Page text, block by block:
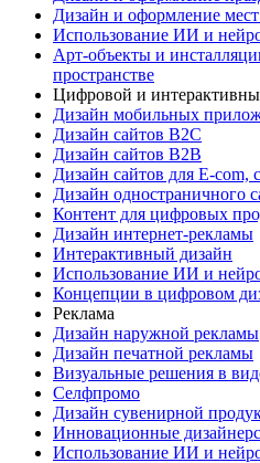
Дизайн и оформление
Использование ИИ и
Арт-объекты и
пространстве
Цифровой и
Дизайн мобильных
Дизайн сайтов B2C
Дизайн сайтов B2B
Дизайн сайтов для E-com,
Дизайн одностраничного
Контент для цифровых
Дизайн интернет-рекламы
Интерактивный дизайн
Использование ИИ и
Концепции в цифровом
Реклама
Дизайн наружной рекламы
Дизайн печатной рекламы
Визуальные решения в
Селфпромо
Дизайн сувенирной
Инновационные
Использование ИИ и